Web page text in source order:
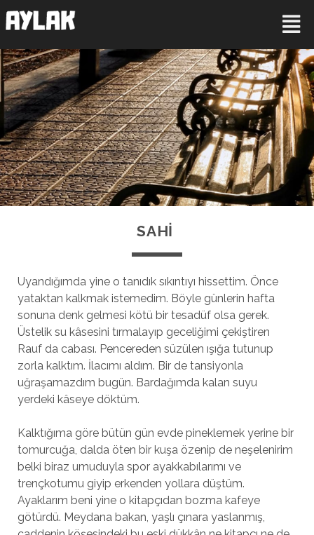
SAHI
Uyandığımda yine o tanıdık sıkıntıyı hissettim. Önce
yataktan kalkmak istemedim. Böyle günlerin hafta
sonuna denk gelmesi kötü bir tesadüf olsa gerek.
Üstelik su kâsesini tırmalayıp geceliğimi çekiştiren
Rauf da cabası. Pencereden süzülen ışığa tutunup
zorla kalktım. İlacımı aldım. Bir de tansiyonla
uğraşamazdım bugün. Bardağımda kalan suyu
yerdeki kâseye döktüm.
Kalktığıma göre bütün gün evde pineklemek yerine bir
tomurcuğa, dalda öten bir kuşa özenip de neşelenirim
belki biraz umuduyla spor ayakkabılarımı ve
trençkotumu giyip erkenden yollara düştüm.
Ayaklarım beni yine o kitapçıdan bozma kafeye
götürdü. Meydana bakan, yaşlı çınara yaslanmış,